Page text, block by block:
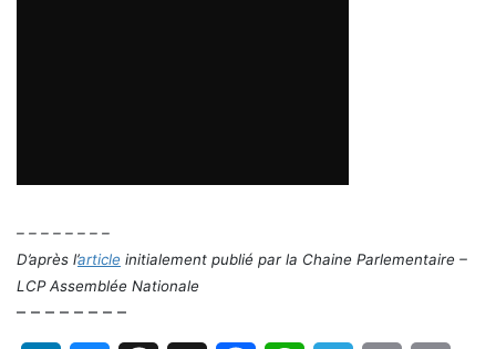
– – – – – – – –
D’après l’article initialement publié par la Chaine Parlementaire –
LCP Assemblée Nationale
– – – – – – – –